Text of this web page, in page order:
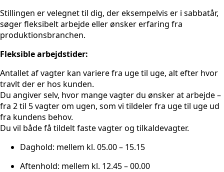
Stillingen er velegnet til dig, der eksempelvis er i sabbatår,
søger fleksibelt arbejde eller ønsker erfaring fra
produktionsbranchen.
Fleksible arbejdstider:
Antallet af vagter kan variere fra uge til uge, alt efter hvor
travlt der er hos kunden.
Du angiver selv, hvor mange vagter du ønsker at arbejde –
fra 2 til 5 vagter om ugen, som vi tildeler fra uge til uge ud
fra kundens behov.
Du vil både få tildelt faste vagter og tilkaldevagter.
Daghold: mellem kl. 05.00 – 15.15
Aftenhold: mellem kl. 12.45 – 00.00